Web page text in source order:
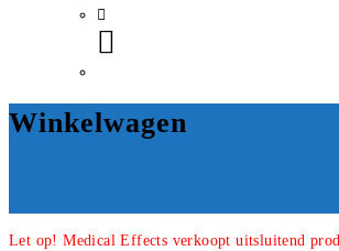
Winkelwagen
Let op! Medical Effects verkoopt uitsluitend